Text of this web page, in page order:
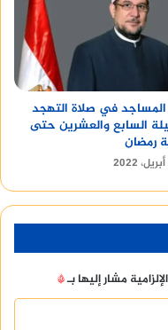
في صلاة التهجد
السابع والعشرين حتى
رمضان
مشار إليها بـ*